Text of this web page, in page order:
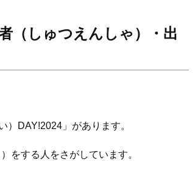
（しゅつえんしゃ）・出
DAY!2024」があります。
をする人をさがしています。